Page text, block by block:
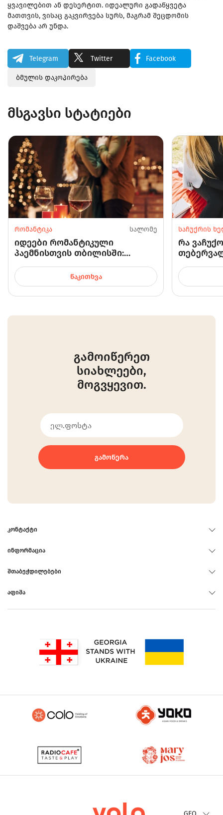
ყვავილებით ან დესერტით. იდეალური გადაწყვეტა
მათთვის, ვისაც გაკვირვება სურს, მაგრამ შეცდომის
დაშვება არ უნდა.
Telegram Twitter Facebook
ბმულის დაკოპირება
მსგავსი სტატიები
რომანტიკა სალომე
იდეები რომანტიკული
პაემნისთვის თბილისში:
იქნება რაზე საუბარი
ᲬᲐᲙᲘᲗᲮᲕᲐ
საჩუქრის
რა
გამოიწერეთ
სიახლეები,
მოგვყევით.
ᲒᲐᲛᲝᲬᲔᲠᲐ
ᲙᲝᲜᲢᲐᲥᲢᲘ
ᲘᲜᲤᲝᲠᲛᲐᲪᲘᲐ
ᲨᲗᲐᲑᲔᲭᲓᲘᲚᲔᲑᲔᲑᲘ
ᲐᲤᲘᲨᲐ
Rus